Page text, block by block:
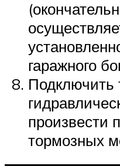
гаражного
Подключить
произвести
тормозных